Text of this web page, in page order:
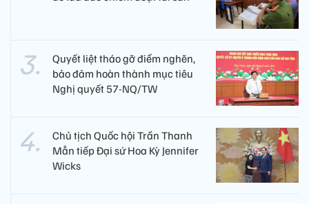
Quyết liệt tháo gỡ điểm nghẽn,
bảo đảm hoàn thành mục tiêu
Nghị quyết 57-NQ/TW
Chủ tịch Quốc hội Trần Thanh
Mẫn tiếp Đại sứ Hoa Kỳ Jennifer
Wicks